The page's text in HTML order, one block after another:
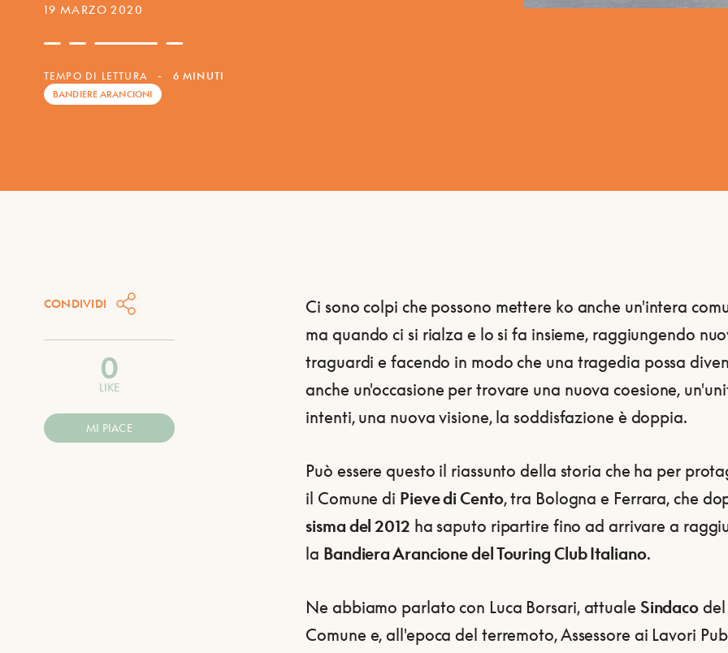
19 MARZO 2020
TEMPO DI LETTURA - 6 MINUTI
BANDIERE ARANCIONI
Ci sono colpi che possono mettere ko anche un'intera
ma quando ci si rialza e lo si fa insieme, raggiungendo
traguardi e facendo in modo che una tragedia possa
anche un'occasione per trovare una nuova coesione,
intenti, una nuova visione, la soddisfazione è doppia.
Può essere questo il riassunto della storia che ha per
il Comune di Pieve di Cento, tra Bologna e Ferrara, che
sisma del 2012 ha saputo ripartire fino ad arrivare a
la Bandiera Arancione del Touring Club Italiano.
Ne abbiamo parlato con Luca Borsari, attuale Sindaco del
Comune e, all'epoca del terremoto, Assessore ai Lavori
CONDIVIDI
0
LIKE
MI PIACE